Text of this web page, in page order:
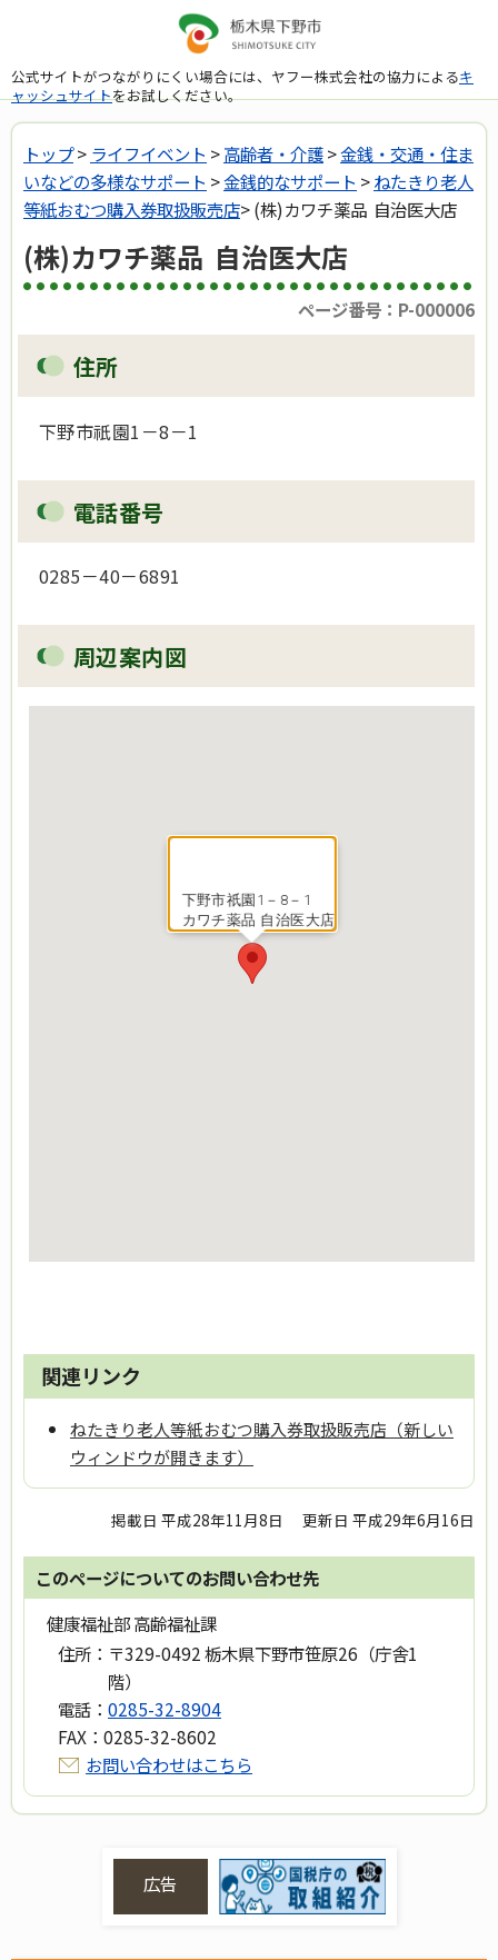
公式サイトがつながりにくい場合には、ヤフー株式会社の協力によるキ
ャッシュサイトをお試しください。
トップ> ライフイベント >高齢者・介護>金銭・交通・住ま
いなどの多様なサポート >金銭的なサポート >ねたきり老人
等紙おむつ購入券取扱販売店> (株)カワチ薬品 自治医大店
(株)カワチ薬品 自治医大店
ページ番号：P-000006
住所
下野市祇園1－8－1
電話番号
0285－40－6891
周辺案内図
下野市祇園1－8－1
カワチ薬品 自治医大店
関連リンク
ねたきり老人等紙おむつ購入券取扱販売店（新しい
ウィンドウが開きます）
掲載日 平成28年11月8日 更新日 平成29年6月16日
このページについてのお問い合わせ先
健康福祉部 高齢福祉課
住所： 〒329-0492 栃木県下野市笹原26（庁舎1
階）
電話： 0285-32-8904
FAX： 0285-32-8602
お問い合わせはこちら
広告